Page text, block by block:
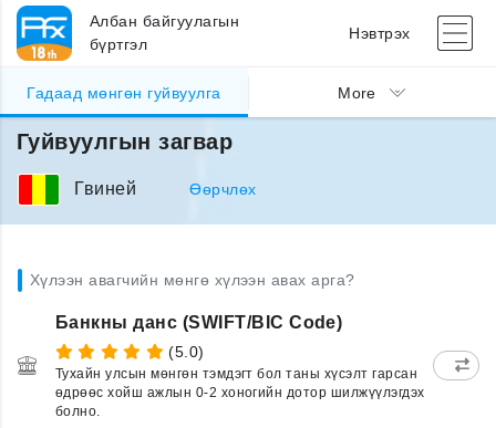
Албан байгуулагын
бүртгэл
Нэвтрэх
Гадаад мөнгөн гуйвуулга More
Гуйвуулгын загвар
Гвиней Өөрчлөх
Хүлээн авагчийн мөнгө хүлээн авах арга?
Банкны данс (SWIFT/BIC Code)
(5.0)
Тухайн улсын мөнгөн тэмдэгт бол таны хүсэлт гарсан
өдрөөс хойш ажлын 0-2 хоногийн дотор шилжүүлэгдэх
болно.